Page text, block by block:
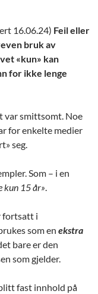
16.06.24) Feil eller
bruk av
«kun» kan
for ikke lenge
var smittsomt. Noe
for enkelte medier
seg.
Som – i en
kun 15 år».
fortsatt i
som en ekstra
bare er den
som gjelder.
fast innhold på